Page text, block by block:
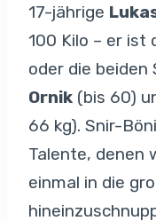
17-jährige
100 Kilo – er ist
oder die
Ornik (bis 60)
66 kg). Snir-
Talente, denen
einmal in die